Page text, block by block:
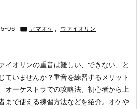
06  アマオケ , ヴァイオリン
イオリンの重音は難しい、できない、と
ていませんか？重音を練習するメリット
オーケストラでの攻略法、初心者から上
まで使える練習方法などを紹介。オケや